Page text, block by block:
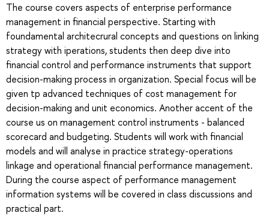
The course covers aspects of enterprise performance
management in financial perspective. Starting with
foundamental architecrural concepts and questions on linking
strategy with iperations, students then deep dive into
financial control and performance instruments that support
decision-making process in organization. Special focus will be
given tp advanced techniques of cost management for
decision-making and unit economics. Another accent of the
course us on management control instruments - balanced
scorecard and budgeting. Students will work with financial
models and will analyse in practice strategy-operations
linkage and operational financial performance management.
During the course aspect of performance management
information systems will be covered in class discussions and
practical part.